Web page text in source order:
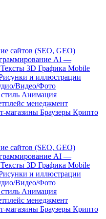
сайтов (SEO, GEO)
AI —
Тексты 3D Графика Mobile
и иллюстрации
Видео/Фото
Анимация
менеджмент
магазины Браузеры Крипто
сайтов (SEO, GEO)
AI —
Тексты 3D Графика Mobile
и иллюстрации
Видео/Фото
Анимация
менеджмент
магазины Браузеры Крипто